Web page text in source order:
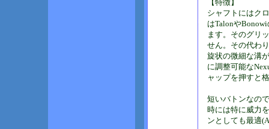
【特徴】
シャフトにはク
はTalonや
ます。そのグリ
せん。その代わ
旋状の微細な溝
に調整可能な
ャップを押すと
短いバトンなの
時には特に威力
ンとしても最適